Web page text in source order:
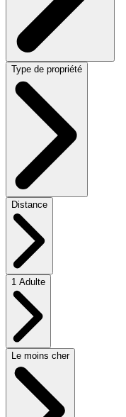
Type de propriété
Distance
1 Adulte
Le moins cher